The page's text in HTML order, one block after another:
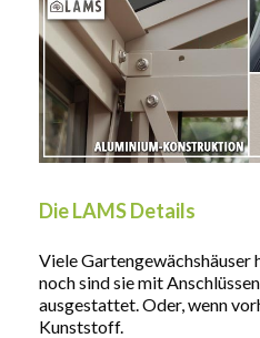
Die LAMS Details
Viele Gartengewächshäuser
noch sind sie mit
ausgestattet. Oder, wenn
Kunststoff.